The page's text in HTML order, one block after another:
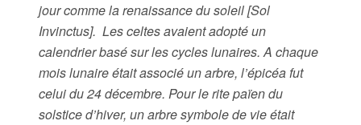
jour comme la renaissance du soleil [Sol
Invinctus]. Les celtes avaient adopté un
calendrier basé sur les cycles lunaires. A chaque
mois lunaire était associé un arbre, l’épicéa fut
celui du 24 décembre. Pour le rite païen du
solstice d’hiver, un arbre symbole de vie était